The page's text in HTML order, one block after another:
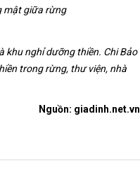
mật giữa rừng
khu nghỉ dưỡng thiền. Chi Bảo
trong rừng, thư viện, nhà
Nguồn: giadinh.net.vn